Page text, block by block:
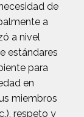
de
a
a nivel
estándares
para
en
miembros
respeto y